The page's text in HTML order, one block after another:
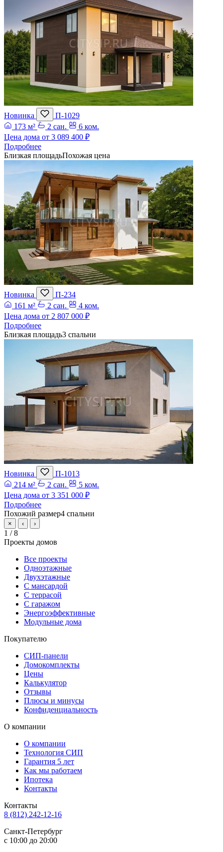
Новинка
П-1029
173 м²
2 сан.
6 ком.
Цена дома от 3 089 400 ₽
Подробнее
Близкая площадьПохожая цена
Новинка
П-234
161 м²
2 сан.
4 ком.
Цена дома от 2 807 000 ₽
Подробнее
Близкая площадь3 спальни
Новинка
П-1013
214 м²
2 сан.
5 ком.
Цена дома от 3 351 000 ₽
Подробнее
Похожий размер4 спальни
× ‹ ›
1 / 8
Проекты домов
Все проекты
Одноэтажные
Двухэтажные
С мансардой
С террасой
С гаражом
Энергоэффективные
Модульные дома
Покупателю
СИП-панели
Домокомплекты
Цены
Калькулятор
Отзывы
Плюсы и минусы
Конфиденциальность
О компании
О компании
Технология СИП
Гарантия 5 лет
Как мы работаем
Ипотека
Контакты
Контакты
8 (812) 242-12-16
Санкт-Петербург
с 10:00 до 20:00